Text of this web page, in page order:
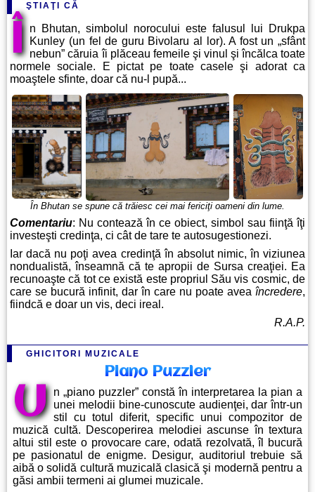
ŞTIAŢI CĂ
Î n Bhutan, simbolul norocului este falusul lui Drukpa
Kunley (un fel de guru Bivolaru al lor). A fost un „sfânt
nebun” căruia îi plăceau femeile şi vinul şi încălca toate
normele sociale. E pictat pe toate casele şi adorat ca
moaştele sfinte, doar că nu-l pupă...
În Bhutan se spune că trăiesc cei mai fericiţi oameni din lume.
Comentariu: Nu contează în ce obiect, simbol sau fiinţă îţi
investeşti credinţa, ci cât de tare te autosugestionezi.
Iar dacă nu poţi avea credinţă în absolut nimic, în viziunea
nondualistă, înseamnă că te apropii de Sursa creaţiei. Ea
recunoaşte că tot ce există este propriul Său vis cosmic, de
care se bucură infinit, dar în care nu poate avea încredere,
fiindcă e doar un vis, deci ireal.
R.A.P.
GHICITORI MUZICALE
Piano Puzzler
U n „piano puzzler” constă în interpretarea la pian a
unei melodii bine-cunoscute audienţei, dar într-un
stil cu totul diferit, specific unui compozitor de
muzică cultă. Descoperirea melodiei ascunse în textura
altui stil este o provocare care, odată rezolvată, îl bucură
pe pasionatul de enigme. Desigur, auditoriul trebuie să
aibă o solidă cultură muzicală clasică şi modernă pentru a
găsi ambii termeni ai glumei muzicale.